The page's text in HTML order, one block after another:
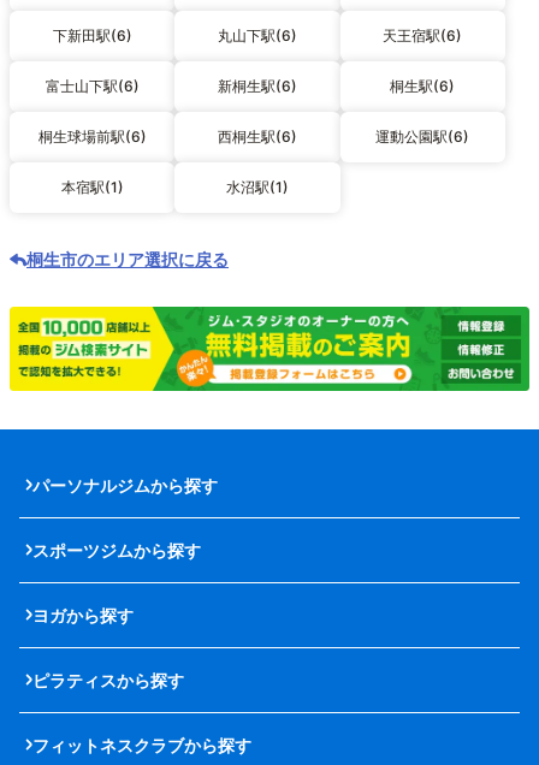
下新田駅(6) 丸山下駅(6) 天王宿駅(6)
富士山下駅(6) 新桐生駅(6) 桐生駅(6)
桐生球場前駅(6) 西桐生駅(6) 運動公園駅(6)
本宿駅(1) 水沼駅(1)
桐生市のエリア選択に戻る
パーソナルジムから探す
スポーツジムから探す
ヨガから探す
ピラティスから探す
フィットネスクラブから探す